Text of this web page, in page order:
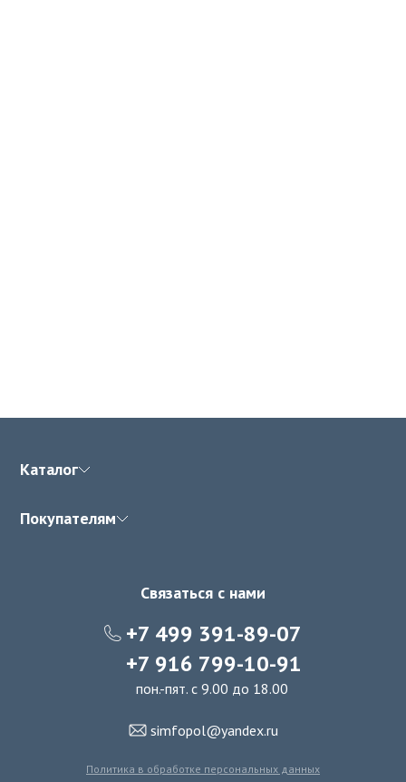
Каталог
Покупателям
Связаться с нами
+7 499 391-89-07
+7 916 799-10-91
пон.-пят. с 9.00 до 18.00
simfopol@yandex.ru
Политика в обработке персональных данных